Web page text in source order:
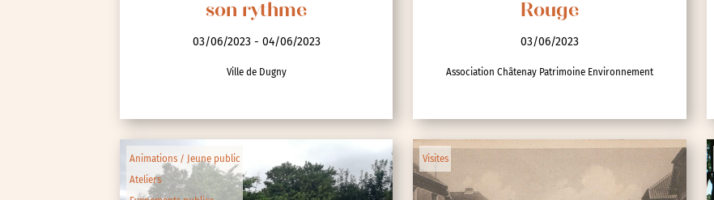
son rythme
03/06/2023 - 04/06/2023
Ville de Dugny
Rouge
03/06/2023
Association Châtenay Patrimoine Environnement
Animations / Jeune public
Ateliers
Visites